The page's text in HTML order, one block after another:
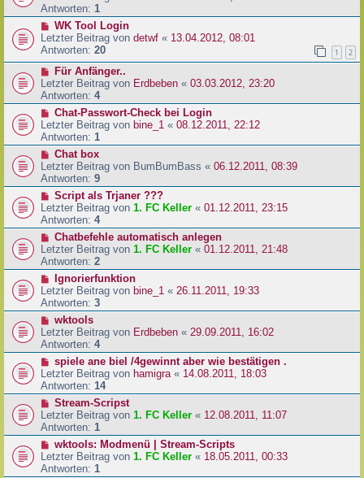
Antworten: 1
WK Tool Login
Letzter Beitrag von detwf « 13.04.2012, 08:01
Antworten: 20 1 2
Für Anfänger..
Letzter Beitrag von Erdbeben « 03.03.2012, 23:20
Antworten: 4
Chat-Passwort-Check bei Login
Letzter Beitrag von bine_1 « 08.12.2011, 22:12
Antworten: 1
Chat box
Letzter Beitrag von BumBumBass « 06.12.2011, 08:39
Antworten: 9
Script als Trjaner ???
Letzter Beitrag von 1. FC Keller « 01.12.2011, 23:15
Antworten: 4
Chatbefehle automatisch anlegen
Letzter Beitrag von 1. FC Keller « 01.12.2011, 21:48
Antworten: 2
Ignorierfunktion
Letzter Beitrag von bine_1 « 26.11.2011, 19:33
Antworten: 3
wktools
Letzter Beitrag von Erdbeben « 29.09.2011, 16:02
Antworten: 4
spiele ane biel /4gewinnt aber wie bestätigen .
Letzter Beitrag von hamigra « 14.08.2011, 18:03
Antworten: 14
Stream-Scripst
Letzter Beitrag von 1. FC Keller « 12.08.2011, 11:07
Antworten: 1
wktools: Modmenü | Stream-Scripts
Letzter Beitrag von 1. FC Keller « 18.05.2011, 00:33
Antworten: 1